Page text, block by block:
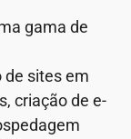
gama de
de sites em
criação de e-